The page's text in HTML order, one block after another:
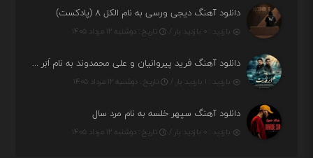
دانلود آهنگ دیجی ورسی به نام الکل ۸ (پادکست)
بازدید : ۰ بازدید بار / تاریخ : دوشنبه ۱۲ مرداد ۱۴۰۵
دانلود آهنگ فرید پیروانیان و علی محمدوند به نام اَبَر قدرت
بازدید : ۱ بازدید بار / تاریخ : دوشنبه ۱۲ مرداد ۱۴۰۵
دانلود آهنگ سپهر خلسه به نام مرد سال
بازدید : ۰ بازدید بار / تاریخ : دوشنبه ۱۲ مرداد ۱۴۰۵